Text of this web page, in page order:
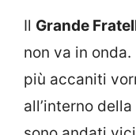
Il Grande
non va in
più accaniti
all’interno